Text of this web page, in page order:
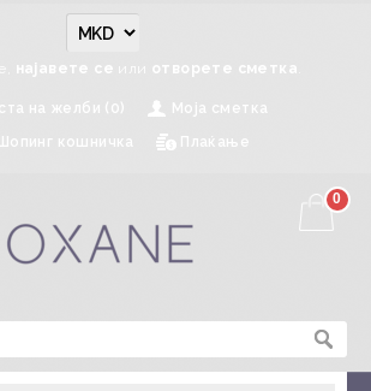
најавете се или отворете сметка
на желби (0)
Моја сметка
Шопинг кошничка
Плаќање
0